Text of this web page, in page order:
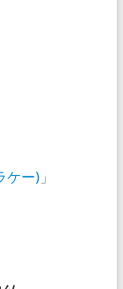
ケー)」